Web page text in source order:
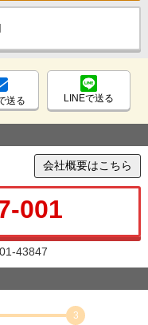
送る LINEで送る
会社概要はこちら
001
43847
3